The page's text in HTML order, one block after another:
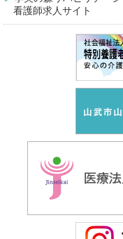
看護師求人サイト